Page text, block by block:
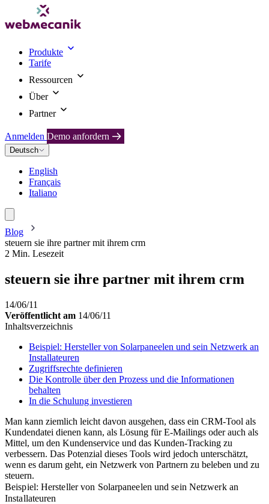
Produkte
Tarife
Ressourcen
Über
Partner
Anmelden Demo anfordern
Deutsch
English
Français
Italiano
Blog
steuern sie ihre partner mit ihrem crm
2 Min. Lesezeit
steuern sie ihre partner mit ihrem crm
14/06/11
Veröffentlicht am 14/06/11
Inhaltsverzeichnis
Beispiel: Hersteller von Solarpaneelen und sein Netzwerk an
Installateuren
Zugriffsrechte definieren
Die Kontrolle über den Prozess und die Informationen
behalten
In die Schulung investieren
Man kann ziemlich leicht davon ausgehen, dass ein CRM-Tool als
Kundendatei dienen kann, als Lösung für E-Mailings oder auch als
Mittel, um den Kundenservice und das Kunden-Tracking zu
verbessern. Das Potenzial dieses Tools wird jedoch unterschätzt,
wenn es darum geht, ein Netzwerk von Partnern zu beleben und zu
steuern.
Beispiel: Hersteller von Solarpaneelen und sein Netzwerk an
Installateuren